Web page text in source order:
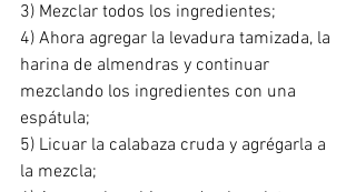
3) Mezclar todos los ingredientes;
4) Ahora agregar la levadura tamizada, la
harina de almendras y continuar
mezclando los ingredientes con una
espátula;
5) Licuar la calabaza cruda y agrégarla a
la mezcla;